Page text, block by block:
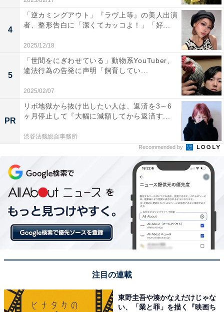
4
「逆カミングアウト」『ラヴ上等』の美人出演
者、整形告白に「潔くてカッコよ！」「好...
2025/12/18
5
「世間をにぎわせている」動物系YouTuber、
違法行為の告発に声明「飼育してい...
2025/02/07
PR
リボ地獄から抜け出したい人は、返済を3～6
ヶ月停止して『大幅に減額してから返済す...
渋谷法務総合事務所
Recommended by
注目の連載
東野圭吾や湊かなえだけじゃな
い、「業と罪」を描く『映画ち